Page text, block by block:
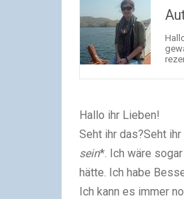
Hallo ihr Lieben!
Seht ihr das?Seht
sein*. Ich wäre
hätte. Ich habe
Ich kann es immer